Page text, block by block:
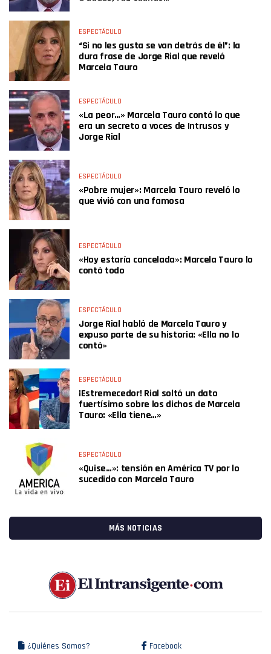
ESPECTÁCULO
“Si no les gusta se van detrás de él”: la
dura frase de Jorge Rial que reveló
Marcela Tauro
ESPECTÁCULO
«La peor…» Marcela Tauro contó lo que
era un secreto a voces de Intrusos y
Jorge Rial
ESPECTÁCULO
«Pobre mujer»: Marcela Tauro reveló lo
que vivió con una famosa
ESPECTÁCULO
«Hoy estaría cancelada»: Marcela Tauro lo
contó todo
ESPECTÁCULO
Jorge Rial habló de Marcela Tauro y
expuso parte de su historia: «Ella no lo
contó»
ESPECTÁCULO
¡Estremecedor! Rial soltó un dato
fuertísimo sobre los dichos de Marcela
Tauro: «Ella tiene…»
ESPECTÁCULO
«Quise…»: tensión en América TV por lo
sucedido con Marcela Tauro
MÁS NOTICIAS
¿Quiénes Somos? Facebook